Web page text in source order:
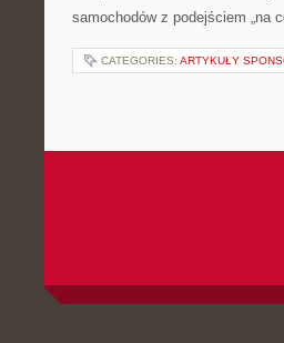
samochodów z podejściem „na
CATEGORIES: ARTYKUŁY